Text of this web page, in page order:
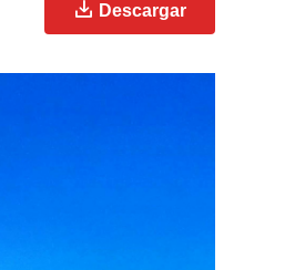
Descargar